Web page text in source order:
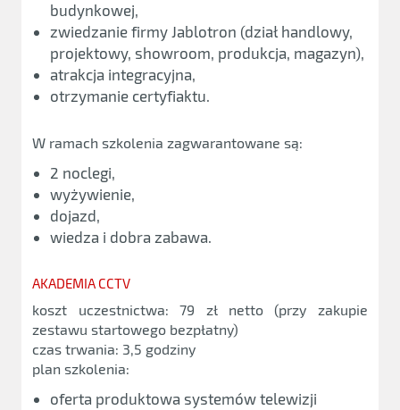
budynkowej,
zwiedzanie firmy Jablotron (dział handlowy,
projektowy, showroom, produkcja, magazyn),
atrakcja integracyjna,
otrzymanie certyfiaktu.
W ramach szkolenia zagwarantowane są:
2 noclegi,
wyżywienie,
dojazd,
wiedza i dobra zabawa.
AKADEMIA CCTV
koszt uczestnictwa: 79 zł netto (przy zakupie
zestawu startowego bezpłatny)
czas trwania: 3,5 godziny
plan szkolenia:
oferta produktowa systemów telewizji